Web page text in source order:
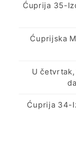
Ćuprija 35-
Ćuprijska
U
Ćuprija 34-